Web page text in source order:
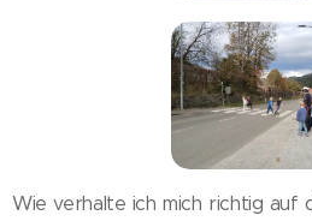
Wie verhalte ich mich richtig auf